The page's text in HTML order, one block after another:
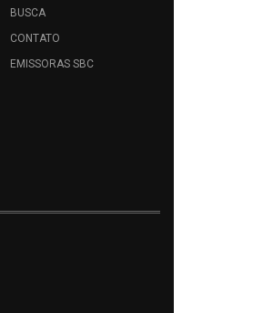
BUSCA
CONTATO
EMISSORAS SBC